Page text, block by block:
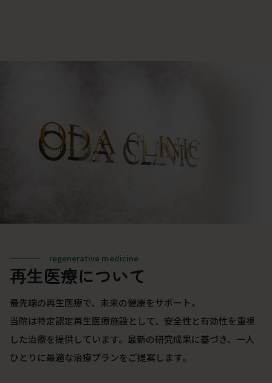
regenerative medicine
再生医療について
最先端の再生医療で、未来の健康をサポート。
当院は特定認定再生医療施設として、安全性と有効性を重視
した治療を提供しています。最新の研究成果に基づき、一人
ひとりに最適な治療プランをご提案します。